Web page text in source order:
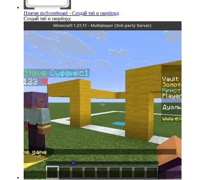
Плагин mcScoreboard - Создай таб и скорборд
Создай таб и скорборд